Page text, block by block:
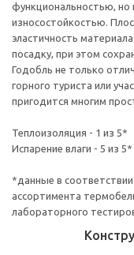
функциональностью, но
износостойкостью.
эластичность
посадку, при этом
Годобль не только
горного туриста или
пригодится многим
Теплоизоляция - 1 из 5*
Испарение влаги - 5 из 5*
*данные в
ассортимента
лабораторного